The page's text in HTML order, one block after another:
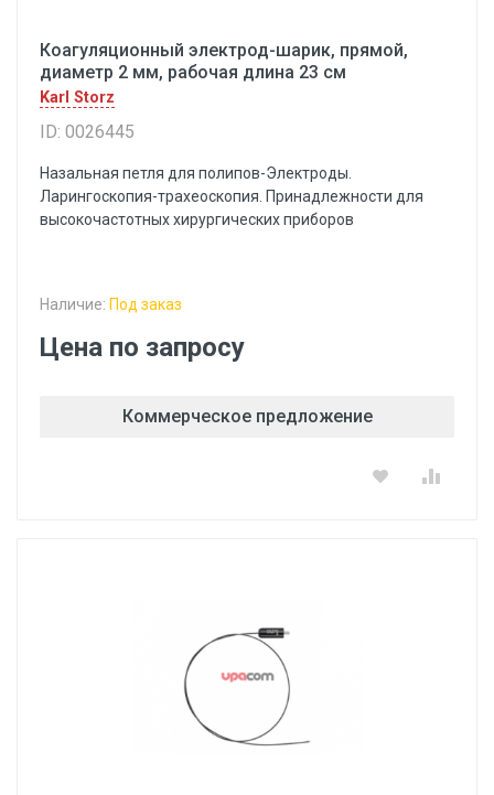
Коагуляционный электрод-шарик, прямой,
диаметр 2 мм, рабочая длина 23 см
Karl Storz
ID: 0026445
Назальная петля для полипов-Электроды.
Ларингоскопия-трахеоскопия. Принадлежности для
высокочастотных хирургических приборов
Наличие: Под заказ
Цена по запросу
Коммерческое предложение